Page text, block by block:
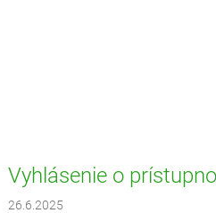
Vyhlásenie o
26.6.2025